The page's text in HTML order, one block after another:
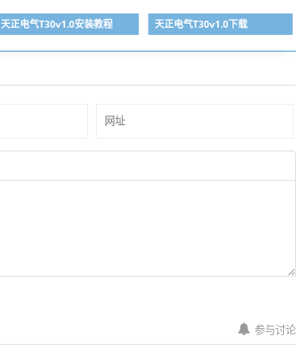
天正电气T30v1.0安装教程 天正电气T30v1.0下载
参与讨论